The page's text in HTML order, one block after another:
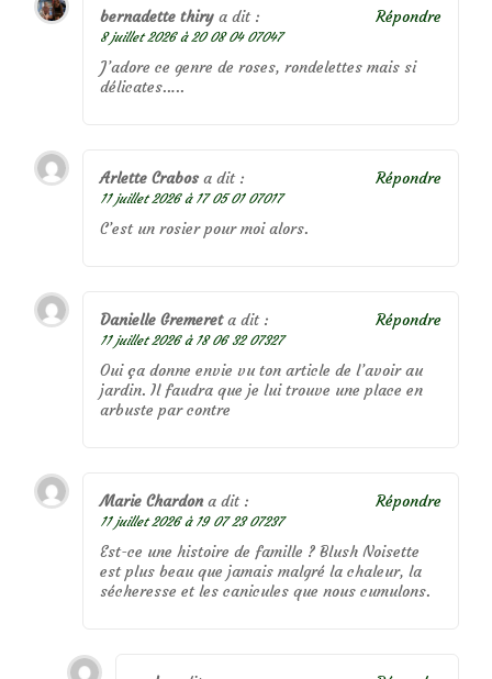
bernadette thiry a dit :
8 juillet 2026 à 20 08 04 07047
J’adore ce genre de roses, rondelettes mais si
délicates…..
Répondre
Arlette Crabos a dit :
11 juillet 2026 à 17 05 01 07017
C’est un rosier pour moi alors.
Répondre
Danielle Gremeret a dit :
11 juillet 2026 à 18 06 32 07327
Oui ça donne envie vu ton article de l’avoir au
jardin. Il faudra que je lui trouve une place en
arbuste par contre
Répondre
Marie Chardon a dit :
11 juillet 2026 à 19 07 23 07237
Est-ce une histoire de famille ? Blush Noisette
est plus beau que jamais malgré la chaleur, la
sécheresse et les canicules que nous cumulons.
Répondre